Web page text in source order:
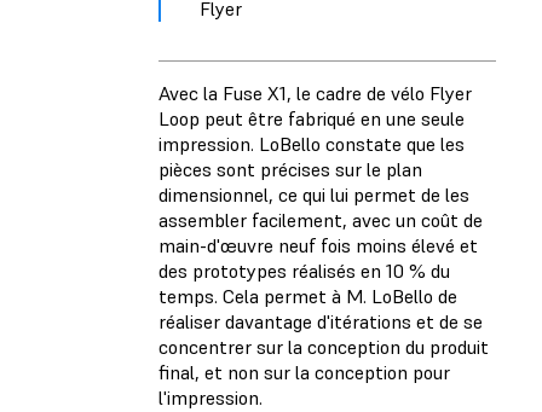
Flyer
Avec la Fuse X1, le cadre de vélo Flyer
Loop peut être fabriqué en une seule
impression. LoBello constate que les
pièces sont précises sur le plan
dimensionnel, ce qui lui permet de les
assembler facilement, avec un coût de
main-d'œuvre neuf fois moins élevé et
des prototypes réalisés en 10 % du
temps. Cela permet à M. LoBello de
réaliser davantage d'itérations et de se
concentrer sur la conception du produit
final, et non sur la conception pour
l'impression.